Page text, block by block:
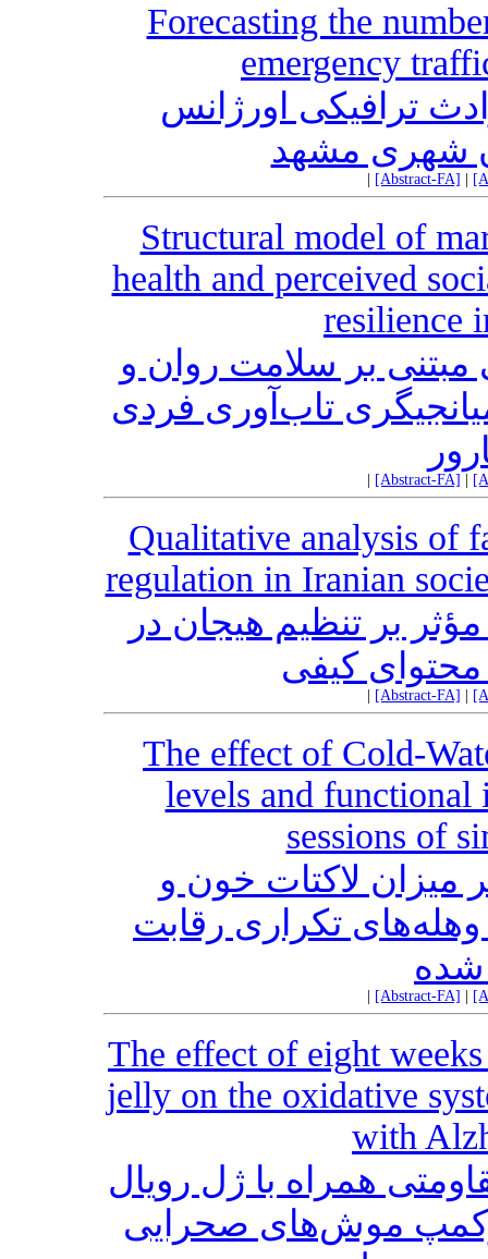
Forecasting the
emergency
ترافیکی اورژانس
شهری مشهد
[Abstract-FA]
Structural model of
health and perceived
resilience
بر سلامت روان و
تاب‌آوری فردی
[Abstract-FA]
Qualitative analysis of
regulation in Iranian
بر تنظیم هیجان در
محتوای کیفی
[Abstract-FA]
The effect of Cold-
levels and functional
sessions of
میزان لاکتات خون و
تکراری رقابت
شده
[Abstract-FA]
The effect of eight
jelly on the oxidative
with
همراه با ژل رویال
موش‌های صحرایی